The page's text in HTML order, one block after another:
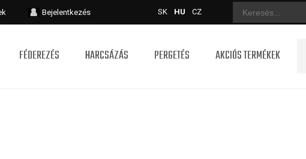
SK HU CZ
Bejelentkezés
FÉDEREZÉS HARCSÁZÁS PERGETÉS AKCIÓS TERMÉKEK